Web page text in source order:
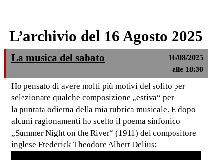
L’archivio del 16 Agosto 2025
La musica del sabato
16/08/2025
alle 18:30
Ho pensato di avere molti più motivi del solito per
selezionare qualche composizione „estiva“ per
la puntata odierna della mia rubrica musicale. E dopo
alcuni ragionamenti ho scelto il poema sinfonico
„Summer Night on the River“ (1911) del compositore
inglese Frederick Theodore Albert Delius: